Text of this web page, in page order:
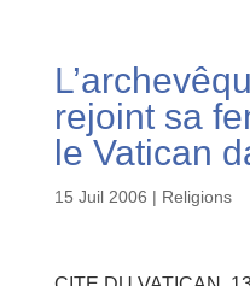
rejoint sa
le Vatican
15 Juil 2006 | Religions